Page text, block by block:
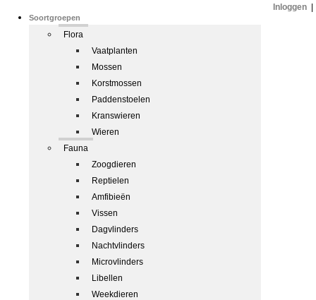
Soortgroepen
Flora
Vaatplanten
Mossen
Korstmossen
Paddenstoelen
Kranswieren
Wieren
Fauna
Zoogdieren
Reptielen
Amfibieën
Vissen
Dagvlinders
Nachtvlinders
Microvlinders
Libellen
Weekdieren
Inloggen